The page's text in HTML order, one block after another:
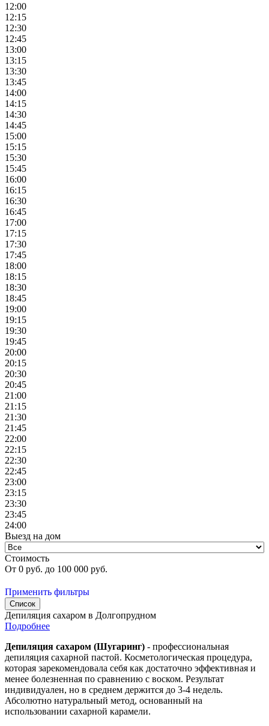
12:00
12:15
12:30
12:45
13:00
13:15
13:30
13:45
14:00
14:15
14:30
14:45
15:00
15:15
15:30
15:45
16:00
16:15
16:30
16:45
17:00
17:15
17:30
17:45
18:00
18:15
18:30
18:45
19:00
19:15
19:30
19:45
20:00
20:15
20:30
20:45
21:00
21:15
21:30
21:45
22:00
22:15
22:30
22:45
23:00
23:15
23:30
23:45
24:00
Выезд на дом
Стоимость
От 0 руб. до 100 000 руб.
Применить фильтры
Список
Депиляция сахаром в Долгопрудном
Подробнее
Депиляция сахаром (Шугаринг) - профессиональная
депиляция сахарной пастой. Косметологическая процедура,
которая зарекомендовала себя как достаточно эффективная и
менее болезненная по сравнению с воском. Результат
индивидуален, но в среднем держится до 3-4 недель.
Абсолютно натуральный метод, основанный на
использовании сахарной карамели.